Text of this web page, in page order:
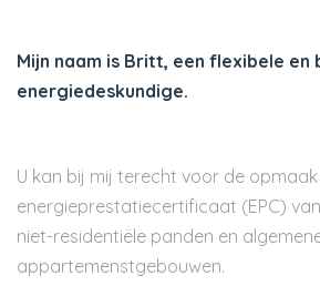
Mijn naam is Britt, een flexibele
energiedeskundige.
U kan bij mij terecht voor de
energieprestatiecertificaat (EPC)
niet-residentiële panden en
appartemenstgebouwen.